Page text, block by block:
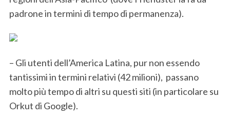
padrone in termini di tempo di permanenza).
– Gli utenti dell’America Latina, pur non essendo
tantissimi in termini relativi (42 milioni), passano
molto più tempo di altri su questi siti (in particolare su
Orkut di Google).